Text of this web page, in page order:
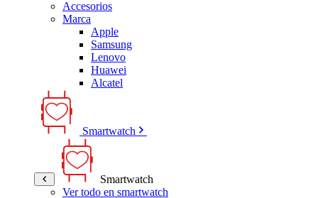
Accesorios
Marca
Apple
Samsung
Lenovo
Huawei
Alcatel
Smartwatch
Smartwatch
Ver todo en smartwatch